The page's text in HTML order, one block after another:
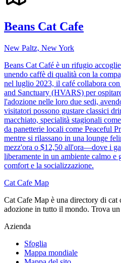
Beans Cat Cafe
New Paltz, New York
Beans Cat Café è un rifugio
unendo caffè di qualità con la
nel luglio 2023, il café collabora
and Sanctuary (HVARS) per
l'adozione nelle loro due sedi,
visitatori possono gustare classici
macchiato, specialità stagionali
da panetterie locali come Peaceful
mentre si rilassano in una lounge
mezz'ora o $12,50 all'ora—dove i
liberamente in un ambiente calmo e
comfort e la socializzazione.
Cat Cafe Map
Cat Cafe Map è una directory di cat
adozione in tutto il mondo. Trova
Azienda
Sfoglia
Mappa mondiale